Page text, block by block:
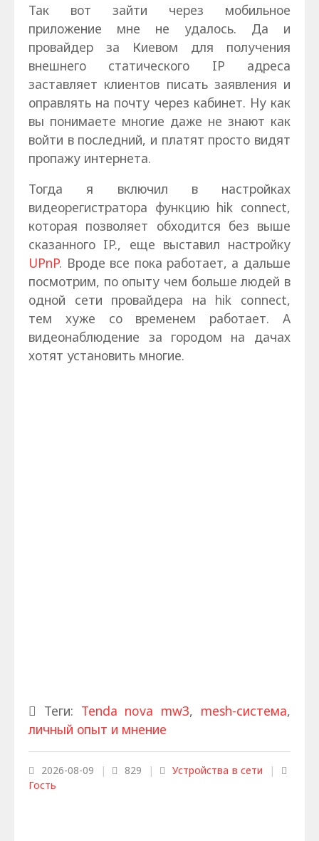
Так вот зайти через мобильное
приложение мне не удалось. Да и
провайдер за Киевом для получения
внешнего статического IP адреса
заставляет клиентов писать заявления и
оправлять на почту через кабинет. Ну как
вы понимаете многие даже не знают как
войти в последний, и платят просто видят
пропажу интернета.
Тогда я включил в настройках
видеорегистратора функцию hik connect,
которая позволяет обходится без выше
сказанного IP., еще выставил настройку
UPnP. Вроде все пока работает, а дальше
посмотрим, по опыту чем больше людей в
одной сети провайдера на hik connect,
тем хуже со временем работает. А
видеонаблюдение за городом на дачах
хотят установить многие.
Теги: Tenda nova mw3, mesh-система,
личный опыт и мнение
2026-08-09 | 829 | Устройства в сети
|
Гость